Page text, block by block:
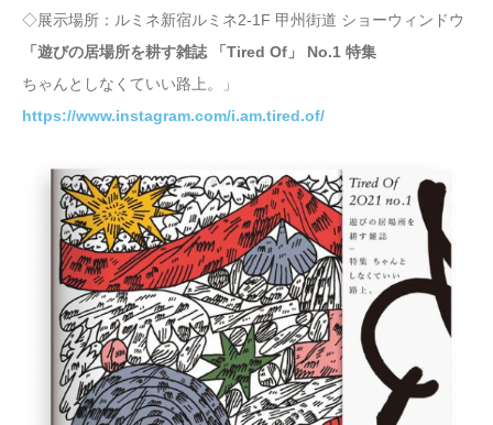
◇展示場所：ルミネ新宿ルミネ2-1F 甲州街道 ショーウィンドウ
「遊びの居場所を耕す雑誌 「Tired Of」 No.1 特集
ちゃんとしなくていい路上。」
https://www.instagram.com/i.am.tired.of/